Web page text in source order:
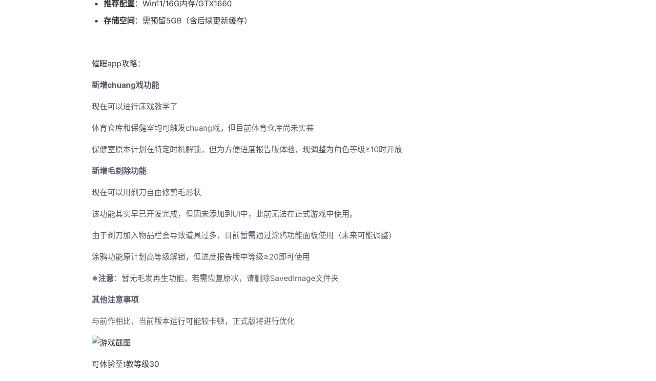
​推荐配置​​：Win11/16G内存/GTX1660
​存储空间​ ​：需预留5GB（含后续更新缓存）
催眠app攻略：
新增chuang戏功能
现在可以进行床戏教学了
体育仓库和保健室均可触发chuang戏，但目前体育仓库尚未实装
保健室原本计划在特定时机解锁，但为方便进度报告版体验，现调整为角色等级≥10时开放
新增毛剃除功能
现在可以用剃刀自由修剪毛形状
该功能其实早已开发完成，但因未添加到UI中，此前无法在正式游戏中使用。
由于剃刀加入物品栏会导致道具过多，目前暂需通过涂鸦功能面板使用（未来可能调整）
涂鸦功能原计划高等级解锁，但进度报告版中等级≥20即可使用
※注意：暂无毛发再生功能，若需恢复原状，请删除SavedImage文件夹
其他注意事项
与前作相比，当前版本运行可能较卡顿，正式版将进行优化
可体验至t教等级30